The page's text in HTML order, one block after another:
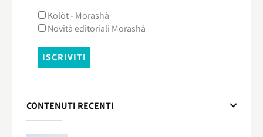
Kolòt - Morashà
Novità editoriali Morashà
CONTENUTI RECENTI